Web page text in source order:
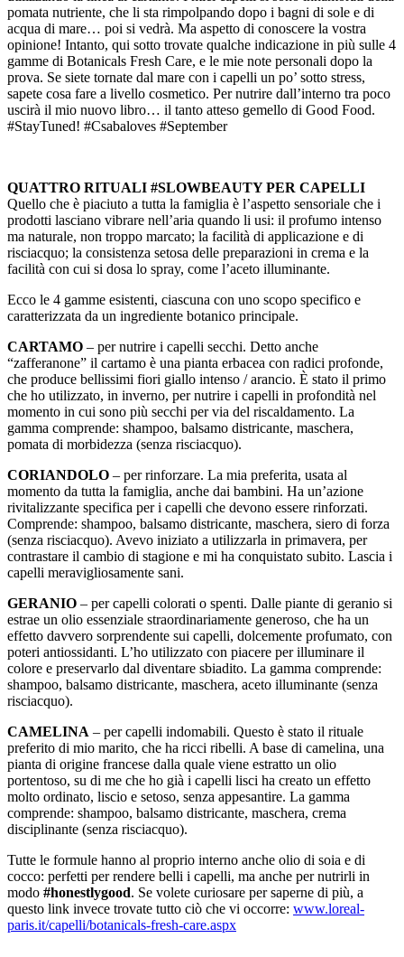
pomata nutriente, che li sta rimpolpando dopo i bagni di sole e di
acqua di mare… poi si vedrà. Ma aspetto di conoscere la vostra
opinione! Intanto, qui sotto trovate qualche indicazione in più sulle 4
gamme di Botanicals Fresh Care, e le mie note personali dopo la
prova. Se siete tornate dal mare con i capelli un po’ sotto stress,
sapete cosa fare a livello cosmetico. Per nutrire dall’interno tra poco
uscirà il mio nuovo libro… il tanto atteso gemello di Good Food.
#StayTuned! #Csabaloves #September
QUATTRO RITUALI #SLOWBEAUTY PER CAPELLI
Quello che è piaciuto a tutta la famiglia è l’aspetto sensoriale che i
prodotti lasciano vibrare nell’aria quando li usi: il profumo intenso
ma naturale, non troppo marcato; la facilità di applicazione e di
risciacquo; la consistenza setosa delle preparazioni in crema e la
facilità con cui si dosa lo spray, come l’aceto illuminante.
Ecco le 4 gamme esistenti, ciascuna con uno scopo specifico e
caratterizzata da un ingrediente botanico principale.
CARTAMO – per nutrire i capelli secchi. Detto anche
“zafferanone” il cartamo è una pianta erbacea con radici profonde,
che produce bellissimi fiori giallo intenso / arancio. È stato il primo
che ho utilizzato, in inverno, per nutrire i capelli in profondità nel
momento in cui sono più secchi per via del riscaldamento. La
gamma comprende: shampoo, balsamo districante, maschera,
pomata di morbidezza (senza risciacquo).
CORIANDOLO – per rinforzare. La mia preferita, usata al
momento da tutta la famiglia, anche dai bambini. Ha un’azione
rivitalizzante specifica per i capelli che devono essere rinforzati.
Comprende: shampoo, balsamo districante, maschera, siero di forza
(senza risciacquo). Avevo iniziato a utilizzarla in primavera, per
contrastare il cambio di stagione e mi ha conquistato subito. Lascia i
capelli meravigliosamente sani.
GERANIO – per capelli colorati o spenti. Dalle piante di geranio si
estrae un olio essenziale straordinariamente generoso, che ha un
effetto davvero sorprendente sui capelli, dolcemente profumato, con
poteri antiossidanti. L’ho utilizzato con piacere per illuminare il
colore e preservarlo dal diventare sbiadito. La gamma comprende:
shampoo, balsamo districante, maschera, aceto illuminante (senza
risciacquo).
CAMELINA – per capelli indomabili. Questo è stato il rituale
preferito di mio marito, che ha ricci ribelli. A base di camelina, una
pianta di origine francese dalla quale viene estratto un olio
portentoso, su di me che ho già i capelli lisci ha creato un effetto
molto ordinato, liscio e setoso, senza appesantire. La gamma
comprende: shampoo, balsamo districante, maschera, crema
disciplinante (senza risciacquo).
Tutte le formule hanno al proprio interno anche olio di soia e di
cocco: perfetti per rendere belli i capelli, ma anche per nutrirli in
modo #honestlygood. Se volete curiosare per saperne di più, a
questo link invece trovate tutto ciò che vi occorre: www.loreal-
paris.it/capelli/botanicals-fresh-care.aspx